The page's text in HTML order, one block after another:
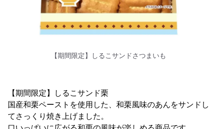
【期間限定】しるこサンドさつまいも
【期間限定】しるこサンド栗
国産和栗ペーストを使用した、和栗風味のあんをサンドし
てさっくり焼き上げました。